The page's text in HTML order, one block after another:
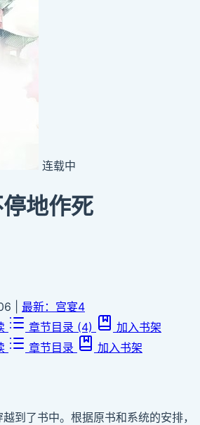
连载中
地作死
最新：宫宴4
章节目录 (4)
加入书架
章节目录 加入书架
到了书中。根据原书和系统的安排，